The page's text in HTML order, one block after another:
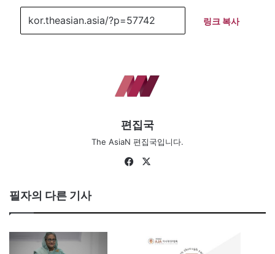
링크 복사
편집국
The AsiaN 편집국입니다.
Fa
필자의 다른 기사